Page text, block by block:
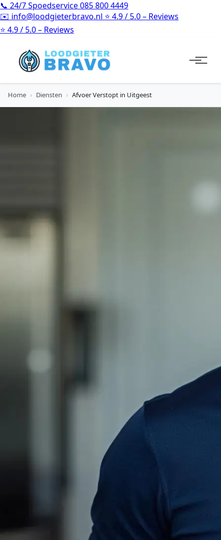
📞 24/7 Spoedservice085 800 4449
✉️ info@loodgieterbravo.nl ⭐ 4.9 / 5.0 – Reviews
⭐ 4.9 / 5.0 – Reviews
Home › Diensten › Afvoer Verstopt in Uitgeest